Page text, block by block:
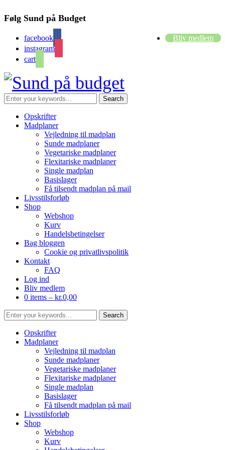
Følg Sund på Budget
facebook
instagram
cart
Bliv medlem
Opskrifter
Madplaner
Vejledning til madplan
Sunde madplaner
Vegetariske madplaner
Flexitariske madplaner
Single madplan
Basislager
Få tilsendt madplan på mail
Livsstilsforløb
Shop
Webshop
Kurv
Handelsbetingelser
Bag bloggen
Cookie og privatlivspolitik
Kontakt
FAQ
Log ind
Bliv medlem
0 items – kr.0,00
Opskrifter
Madplaner
Vejledning til madplan
Sunde madplaner
Vegetariske madplaner
Flexitariske madplaner
Single madplan
Basislager
Få tilsendt madplan på mail
Livsstilsforløb
Shop
Webshop
Kurv